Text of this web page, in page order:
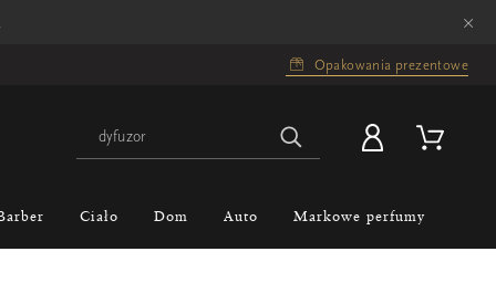
×
Opakowania prezentowe
Ciało Dom Auto Markowe perfumy